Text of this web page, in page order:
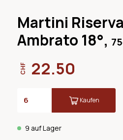
Martini
Ambrato 18°,
9 auf Lager
CHF 22.50
Kaufen